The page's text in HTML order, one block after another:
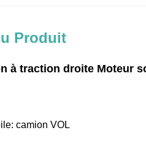
Produit
à traction droite Moteur
camion VOL